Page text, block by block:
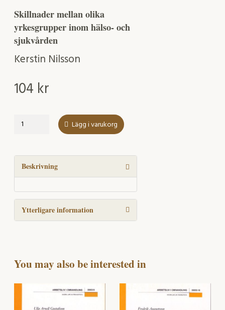
Skillnader mellan olika
yrkesgrupper inom hälso- och
sjukvården
Kerstin Nilsson
104 kr
Äldre
till
ett
långt
arbetsliv
mängd
Lägg i varukorg
Beskrivning
Ytterligare information
You may also be interested in